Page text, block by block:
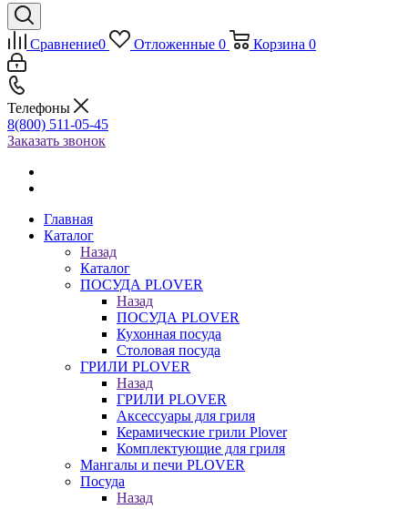
Сравнение0 Отложенные 0 Корзина 0
Телефоны
8(800) 511-05-45
Заказать звонок
Главная
Каталог
Назад
Каталог
ПОСУДА PLOVER
Назад
ПОСУДА PLOVER
Кухонная посуда
Столовая посуда
ГРИЛИ PLOVER
Назад
ГРИЛИ PLOVER
Аксессуары для гриля
Керамические грили Plover
Комплектующие для гриля
Мангалы и печи PLOVER
Посуда
Назад